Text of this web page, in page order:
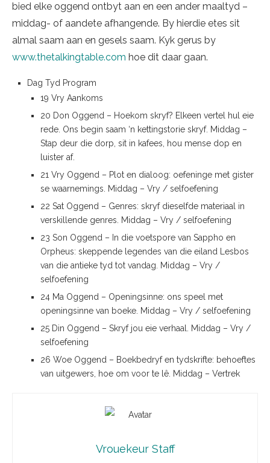
bied elke oggend ontbyt aan en een ander maaltyd –
middag- of aandete afhangende. By hierdie etes sit
almal saam aan en gesels saam. Kyk gerus by
www.thetalkingtable.com hoe dit daar gaan.
Dag Tyd Program
19 Vry Aankoms
20 Don Oggend – Hoekom skryf? Elkeen vertel hul eie
rede. Ons begin saam ‘n kettingstorie skryf. Middag –
Stap deur die dorp, sit in kafees, hou mense dop en
luister af.
21 Vry Oggend – Plot en dialoog: oefeninge met gister
se waarnemings. Middag – Vry / selfoefening
22 Sat Oggend – Genres: skryf dieselfde materiaal in
verskillende genres. Middag – Vry / selfoefening
23 Son Oggend – In die voetspore van Sappho en
Orpheus: skeppende legendes van die eiland Lesbos
van die antieke tyd tot vandag. Middag – Vry /
selfoefening
24 Ma Oggend – Openingsinne: ons speel met
openingsinne van boeke. Middag – Vry / selfoefening
25 Din Oggend – Skryf jou eie verhaal. Middag – Vry /
selfoefening
26 Woe Oggend – Boekbedryf en tydskrifte: behoeftes
van uitgewers, hoe om voor te lê. Middag – Vertrek
Vrouekeur Staff